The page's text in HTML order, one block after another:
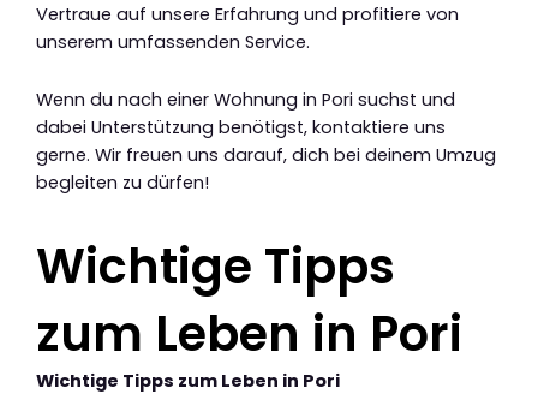
Vertraue auf unsere Erfahrung und profitiere von
unserem umfassenden Service.
Wenn du nach einer Wohnung in Pori suchst und
dabei Unterstützung benötigst, kontaktiere uns
gerne. Wir freuen uns darauf, dich bei deinem Umzug
begleiten zu dürfen!
Wichtige Tipps
zum Leben in Pori
Wichtige Tipps zum Leben in Pori